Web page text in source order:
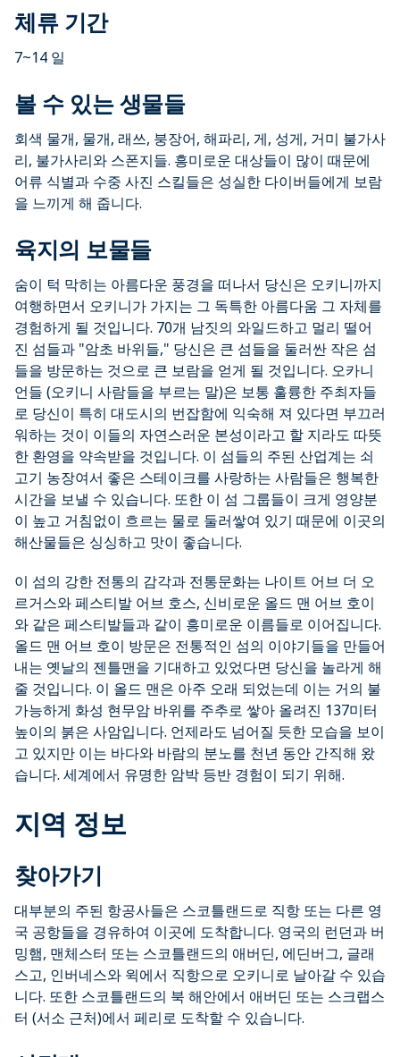
체류 기간
7~14 일
볼 수 있는 생물들
회색 물개, 물개, 래쓰, 붕장어, 해파리, 게, 성게, 거미 불가사
리, 불가사리와 스폰지들. 흥미로운 대상들이 많이 때문에
어류 식별과 수중 사진 스킬들은 성실한 다이버들에게 보람
을 느끼게 해 줍니다.
육지의 보물들
숨이 턱 막히는 아름다운 풍경을 떠나서 당신은 오키니까지
여행하면서 오키니가 가지는 그 독특한 아름다움 그 자체를
경험하게 될 것입니다. 70개 남짓의 와일드하고 멀리 떨어
진 섬들과 "암초 바위들," 당신은 큰 섬들을 둘러싼 작은 섬
들을 방문하는 것으로 큰 보람을 얻게 될 것입니다. 오카니
언들 (오키니 사람들을 부르는 말)은 보통 훌륭한 주최자들
로 당신이 특히 대도시의 번잡함에 익숙해 져 있다면 부끄러
워하는 것이 이들의 자연스러운 본성이라고 할 지라도 따뜻
한 환영을 약속받을 것입니다. 이 섬들의 주된 산업계는 쇠
고기 농장여서 좋은 스테이크를 사랑하는 사람들은 행복한
시간을 보낼 수 있습니다. 또한 이 섬 그룹들이 크게 영양분
이 높고 거침없이 흐르는 물로 둘러쌓여 있기 때문에 이곳의
해산물들은 싱싱하고 맛이 좋습니다.
이 섬의 강한 전통의 감각과 전통문화는 나이트 어브 더 오
르거스와 페스티발 어브 호스, 신비로운 올드 맨 어브 호이
와 같은 페스티발들과 같이 흥미로운 이름들로 이어집니다.
올드 맨 어브 호이 방문은 전통적인 섬의 이야기들을 만들어
내는 옛날의 젠틀맨을 기대하고 있었다면 당신을 놀라게 해
줄 것입니다. 이 올드 맨은 아주 오래 되었는데 이는 거의 불
가능하게 화성 현무암 바위를 주추로 쌓아 올려진 137미터
높이의 붉은 사암입니다. 언제라도 넘어질 듯한 모습을 보이
고 있지만 이는 바다와 바람의 분노를 천년 동안 간직해 왔
습니다. 세계에서 유명한 암박 등반 경험이 되기 위해.
지역 정보
찾아가기
대부분의 주된 항공사들은 스코틀랜드로 직항 또는 다른 영
국 공항들을 경유하여 이곳에 도착합니다. 영국의 런던과 버
밍햄, 맨체스터 또는 스코틀랜드의 애버딘, 에딘버그, 글래
스고, 인버네스와 윅에서 직항으로 오키니로 날아갈 수 있습
니다. 또한 스코틀랜드의 북 해안에서 애버딘 또는 스크랩스
터 (서소 근처)에서 페리로 도착할 수 있습니다.